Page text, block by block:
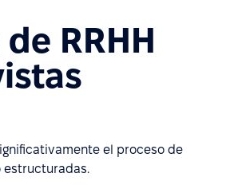
RRHH
el proceso de
estructuradas.